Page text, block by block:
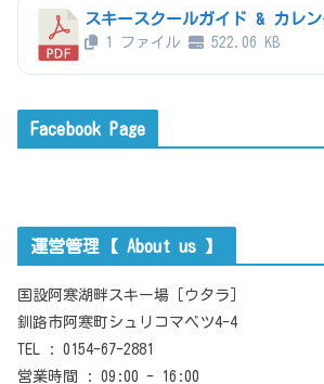
スキースクールガイド & カレン
1 ファイル 522.06 KB
Facebook Page
運営管理【 About us 】
国設阿寒湖畔スキー場［ウタラ］
釧路市阿寒町シュリコマベツ4-4
TEL : 0154-67-2881
営業時間 : 09:00 - 16:00